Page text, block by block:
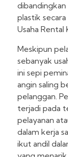
dibandingkan
plastik secara
Usaha Rental
Meskipun
sebanyak
ini sepi
angin saling
pelanggan.
terjadi pada
pelayanan
dalam kerja
ikut andil